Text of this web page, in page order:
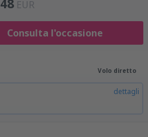
48 EUR
Consulta l'occasione
Volo diretto
dettagli